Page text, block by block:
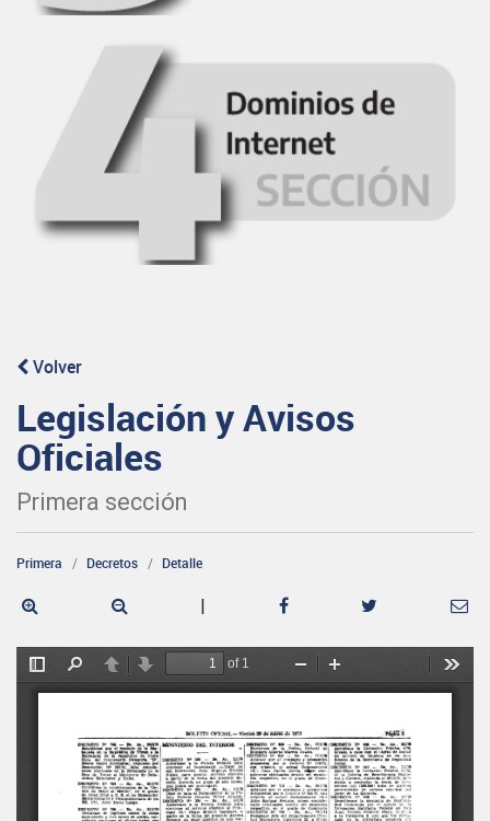
Volver
Legislación y Avisos
Oficiales
Primera sección
Primera Decretos Detalle
|